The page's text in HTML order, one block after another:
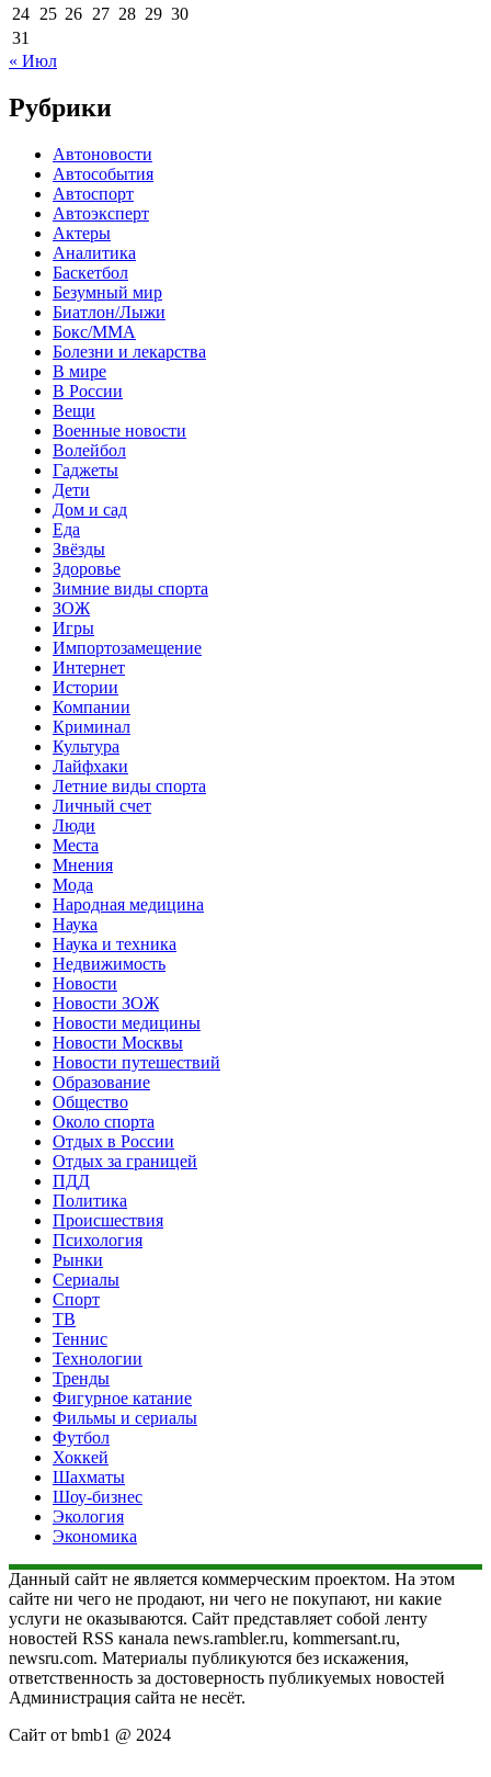
24 25 26 27 28 29 30
31
« Июл
Рубрики
Автоновости
Автособытия
Автоспорт
Автоэксперт
Актеры
Аналитика
Баскетбол
Безумный мир
Биатлон/Лыжи
Бокс/MMA
Болезни и лекарства
В мире
В России
Вещи
Военные новости
Волейбол
Гаджеты
Дети
Дом и сад
Еда
Звёзды
Здоровье
Зимние виды спорта
ЗОЖ
Игры
Импортозамещение
Интернет
Истории
Компании
Криминал
Культура
Лайфхаки
Летние виды спорта
Личный счет
Люди
Места
Мнения
Мода
Народная медицина
Наука
Наука и техника
Недвижимость
Новости
Новости ЗОЖ
Новости медицины
Новости Москвы
Новости путешествий
Образование
Общество
Около спорта
Отдых в России
Отдых за границей
ПДД
Политика
Происшествия
Психология
Рынки
Сериалы
Спорт
ТВ
Теннис
Технологии
Тренды
Фигурное катание
Фильмы и сериалы
Футбол
Хоккей
Шахматы
Шоу-бизнес
Экология
Экономика
Данный сайт не является коммерческим проектом. На этом
сайте ни чего не продают, ни чего не покупают, ни какие
услуги не оказываются. Сайт представляет собой ленту
новостей RSS канала news.rambler.ru, kommersant.ru,
newsru.com. Материалы публикуются без искажения,
ответственность за достоверность публикуемых новостей
Администрация сайта не несёт.
Сайт от bmb1 @ 2024